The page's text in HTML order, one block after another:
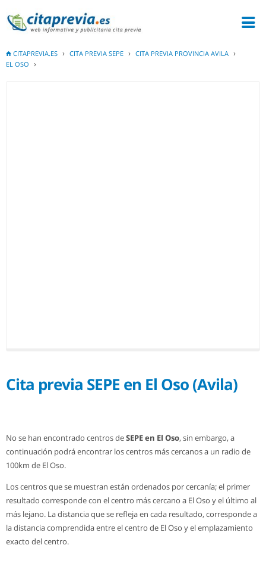
CITAPREVIA.ES CITA PREVIA SEPE
CITA PREVIA PROVINCIA AVILA
EL OSO
Cita previa SEPE en El Oso (Avila)
No se han encontrado centros deSEPE en El Oso, sin embargo, a
continuación podrá encontrar los centros más cercanos a un radio de
100km de El Oso.
Los centros que se muestran están ordenados por cercanía; el primer
resultado corresponde con el centro más cercano a El Oso y el último al
más lejano. La distancia que se refleja en cada resultado, corresponde a
la distancia comprendida entre el centro de El Oso y el emplazamiento
exacto del centro.